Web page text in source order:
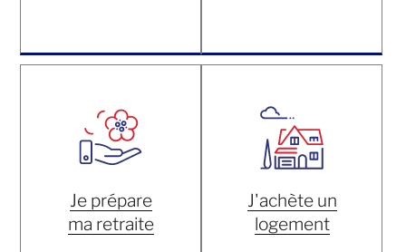
Je prépare
ma retraite
J'achète un
logement